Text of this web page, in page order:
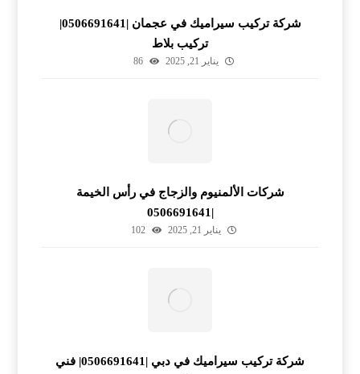
شركة تركيب سيراميك في عجمان |0506691641|
تركيب بلاط
يناير 21, 2025 86
شركات الألمنيوم والزجاج في رأس الخيمة
|0506691641
يناير 21, 2025 102
شركة تركيب سيراميك في دبي |0506691641| فني